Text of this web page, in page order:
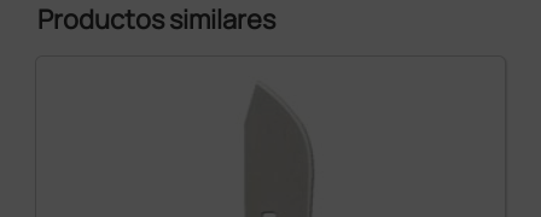
Productos similares